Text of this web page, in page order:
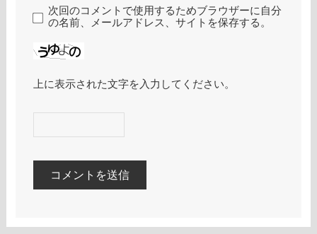
次回のコメントで使用するためブラウザーに自分
の名前、メールアドレス、サイトを保存する。
上に表示された文字を入力してください。